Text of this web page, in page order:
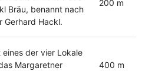
Bräu, benannt nach
Gerhard Hackl.
200 m
der vier Lokale
Margaretner
400 m